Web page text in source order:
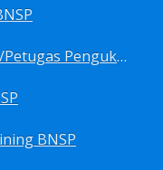
Sertifikasi Juru Ukur Tangki/Petugas Pengukur Tangki Migas BNSP
BNSP